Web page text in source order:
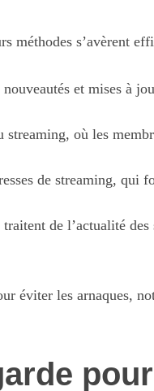
méthodes s’avèrent
et mises à
streaming, où les
de streaming, qui
de l’actualité des
éviter les arnaques,